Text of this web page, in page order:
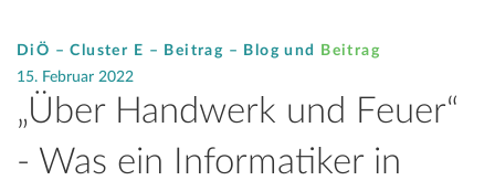
DiÖ – Cluster E – Beitrag – Blog und
Beitrag
15. Februar 2022
„Über Handwerk und Feuer“
- Was ein Informatiker in